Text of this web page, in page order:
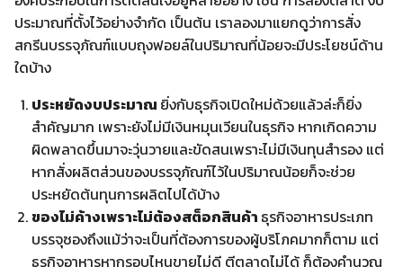
ประมาณที่ตั้งไว้อย่างจำกัด เป็นต้น เราลองมาแยกดูว่าการสั่ง
สกรีนบรรจุภัณฑ์แบบถุงฟอยล์ในปริมาณที่น้อยจะมีประโยชน์ด้าน
ใดบ้าง
ประหยัดงบประมาณ ยิ่งกับธุรกิจเปิดใหม่ด้วยแล้วล่ะก็ยิ่ง
สำคัญมาก เพราะยังไม่มีเงินหมุนเวียนในธุรกิจ หากเกิดความ
ผิดพลาดขึ้นมาจะวุ่นวายและขัดสนเพราะไม่มีเงินทุนสำรอง แต่
หากสั่งผลิตส่วนของบรรจุภัณฑ์ไว้ในปริมาณน้อยก็จะช่วย
ประหยัดต้นทุนการผลิตไปได้บ้าง
ของไม่ค้างเพราะไม่ต้องสต็อกสินค้า ธุรกิจอาหารประเภท
บรรจุซองถึงแม้ว่าจะเป็นที่ต้องการของผู้บริโภคมากก็ตาม แต่
ธุรกิจอาหารหากรอบไหนขายไม่ดี ตีตลาดไม่ได้ ก็ต้องคำนวณ